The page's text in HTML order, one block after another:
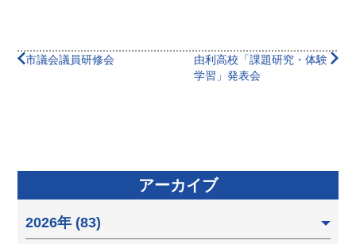
市議会議員研修会
由利高校「課題研究・体験
学習」発表会
アーカイブ
2026年 (83)